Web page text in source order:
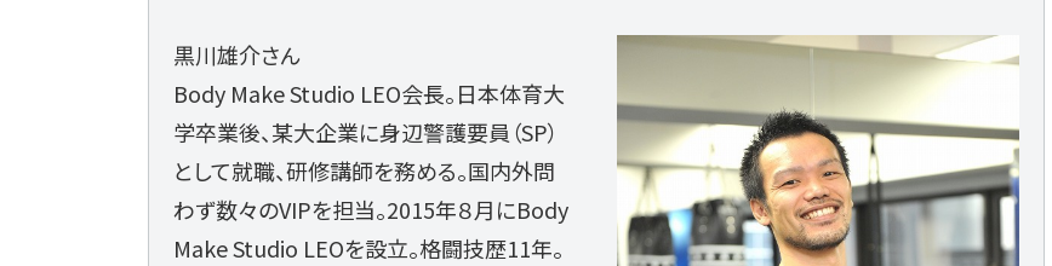
黒川雄介さん
Body Make Studio LEO会長。日本体育大
学卒業後、某大企業に身辺警護要員（SP）
として就職、研修講師を務める。国内外問
わず数々のVIPを担当。2015年８月にBody
Make Studio LEOを設立。格闘技歴11年。